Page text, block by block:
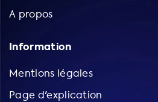
A propos
Information
Mentions légales
Page d'explication